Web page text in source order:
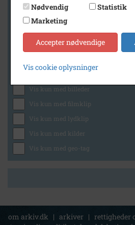
Generelt
Vis kun med billeder
Vis kun med filmklip
Vis kun med lydklip
Vis kun med kilder
Vis kun med geo-tag
om arkiv.dk | arkiver | rettigheder
Nødvendig
Statistik
Marketing
Accepter nødvendige
Vis cookie oplysninger